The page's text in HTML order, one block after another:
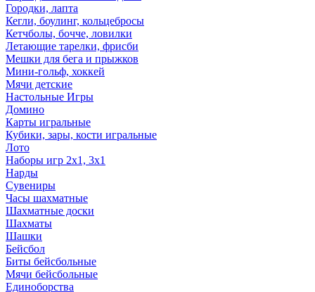
Городки, лапта
Кегли, боулинг, кольцебросы
Кетчболы, бочче, ловилки
Летающие тарелки, фрисби
Мешки для бега и прыжков
Мини-гольф, хоккей
Мячи детские
Настольные Игры
Домино
Карты игральные
Кубики, зары, кости игральные
Лото
Наборы игр 2х1, 3х1
Нарды
Сувениры
Часы шахматные
Шахматные доски
Шахматы
Шашки
Бейсбол
Биты бейсбольные
Мячи бейсбольные
Единоборства